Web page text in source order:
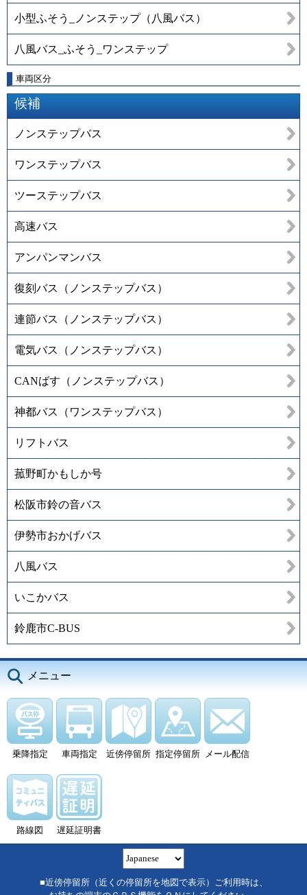
小型ふそう_ノンステップ（八風バス）
八風バス_ふそう_ワンステップ
車両区分
候補
ノンステップバス
ワンステップバス
ツーステップバス
高速バス
アンパンマンバス
復刻バス（ノンステップバス）
連節バス（ノンステップバス）
電気バス（ノンステップバス）
CANばす（ノンステップバス）
神都バス（ワンステップバス）
リフトバス
菰野町かもしか号
松阪市鈴の音バス
伊勢市おかげバス
八風バス
いこかバス
鈴鹿市C-BUS
メニュー
乗降指定 車両指定 近傍停留所 指定停留所 メール配信
路線図 遅延証明書
■近傍停留所（近くの停留所を地図で表示）ご利用時は、